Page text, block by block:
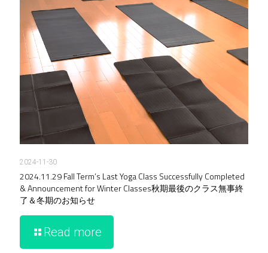
2024-11-30
2024.11.29 Fall Term’s Last Yoga Class Successfully Completed
& Announcement for Winter Classes秋期最後のクラス無事終
了＆冬期のお知らせ
Read more